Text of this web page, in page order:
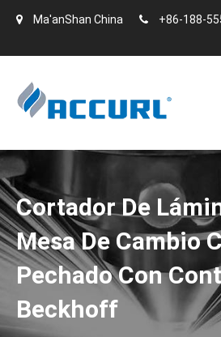
Ma'anShan China +86-188-
Cortador De
Mesa De Cambio
Pechado Con
Beckhoff